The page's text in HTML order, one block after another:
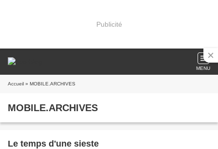
Publicité
MENU
Accueil » MOBILE.ARCHIVES
MOBILE.ARCHIVES
Le temps d'une sieste